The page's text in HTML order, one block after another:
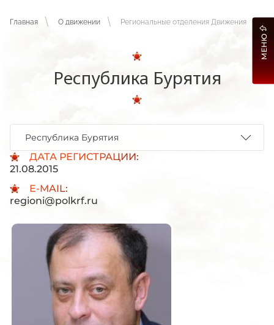
Главная О движении Региональные отделения Движения
Республика Бурятия
ДАТА РЕГИСТРАЦИИ:
21.08.2015
E-MAIL:
regioni@polkrf.ru
Республика Бурятия
МЕНЮ